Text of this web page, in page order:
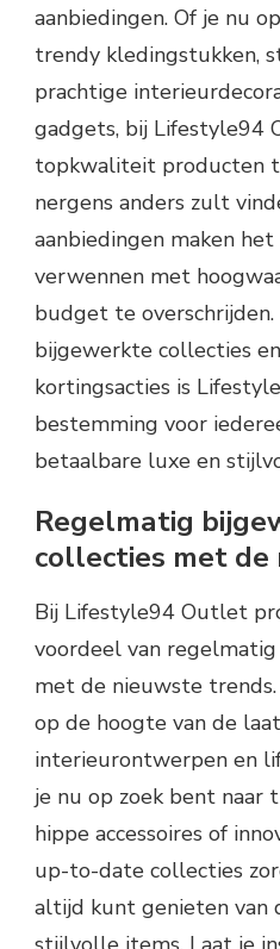
aanbiedingen. Of je nu
trendy kledingstukken,
prachtige
gadgets, bij Lifestyle94
topkwaliteit producten
nergens anders zult
aanbiedingen maken
verwennen met
budget te
bijgewerkte collecties
kortingsacties is
bestemming voor
betaalbare luxe en
Regelmatig
collecties met
Bij Lifestyle94 Outlet
voordeel van
met de nieuwste
op de hoogte van de
interieurontwerpen en
je nu op zoek bent naar
hippe accessoires of
up-to-date collecties
altijd kunt genieten van